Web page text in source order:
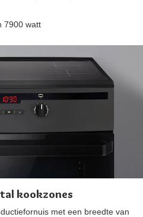
7900 watt
kookzones
met een breedte van